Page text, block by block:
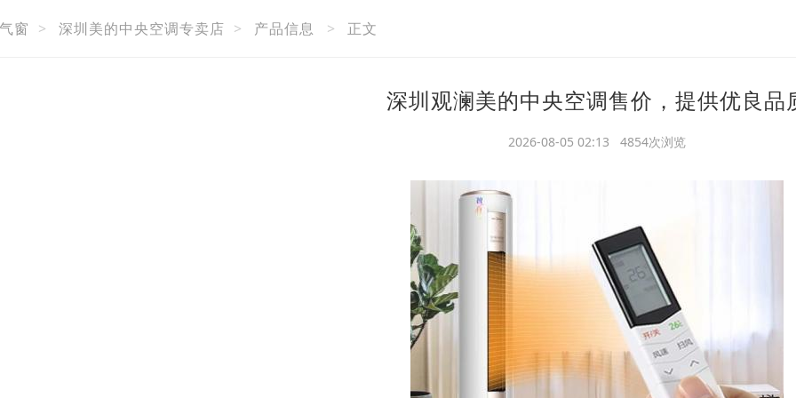
窗 > 深圳美的中央空调专卖店 > 产品信息 > 正文
深圳观澜美的中央空调售价，提供优良品
2026-08-05 02:13 4854次浏览